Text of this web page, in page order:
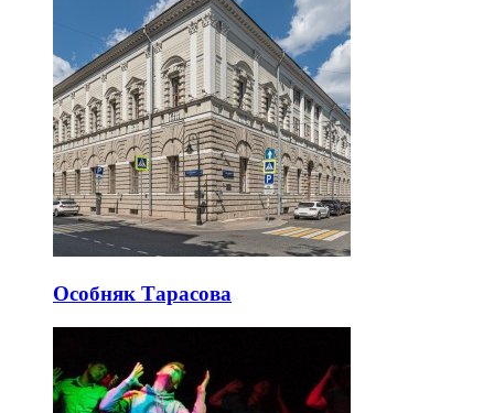
Особняк Тарасова